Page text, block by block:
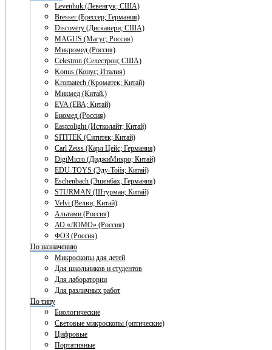
Levenhuk (Левенгук; США)
Bresser (Брессер; Германия)
Discovery (Дискавери; США)
MAGUS (Магус; Россия)
Микромед (Россия)
Celestron (Селестрон; США)
Konus (Конус; Италия)
Kromatech (Кроматек; Китай)
Микмед (Китай.)
EVA (ЕВА; Китай)
Биомед (Россия)
Eastcolight (Истколайт; Китай)
SITITEK (Сититек; Китай)
Carl Zeiss (Карл Цейс; Германия)
DigiMicro (ДиджиМикро; Китай)
EDU-TOYS (Эду-Тойз; Китай)
Eschenbach (Эшенбах; Германия)
STURMAN (Штурман; Китай)
Velvi (Велви; Китай)
Альтами (Россия)
АО «ЛОМО» (Россия)
ФОЗ (Россия)
По назначению
Микроскопы для детей
Для школьников и студентов
Для лаборатории
Для различных работ
По типу
Биологические
Световые микроскопы (оптические)
Цифровые
Портативные